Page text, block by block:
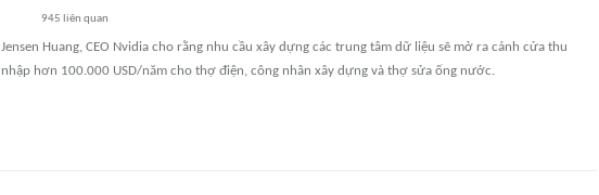
945 liên quan
Jensen Huang, CEO Nvidia cho rằng nhu cầu xây dựng các trung tâm dữ liệu sẽ mở ra cánh cửa thu
nhập hơn 100.000 USD/năm cho thợ điện, công nhân xây dựng và thợ sửa ống nước.